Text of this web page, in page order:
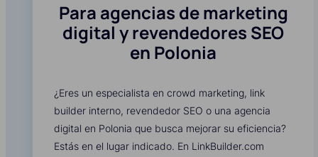
Para agencias de marketing
digital y revendedores SEO
en Polonia
¿Eres un especialista en crowd marketing, link
builder interno, revendedor SEO o una agencia
digital en Polonia que busca mejorar su eficiencia?
Estás en el lugar indicado. En LinkBuilder.com